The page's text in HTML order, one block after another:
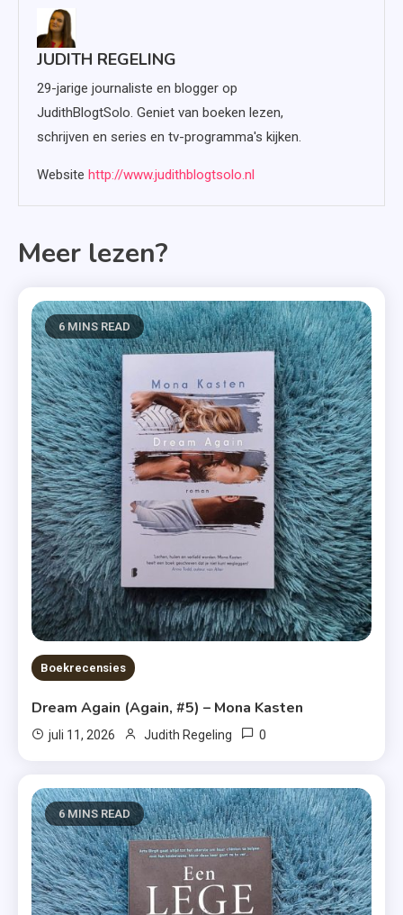
JUDITH REGELING
29-jarige journaliste en blogger op
JudithBlogtSolo. Geniet van boeken lezen,
schrijven en series en tv-programma's kijken.
Website http://www.judithblogtsolo.nl
Meer lezen?
6 MINS READ
Boekrecensies
Dream Again (Again, #5) – Mona Kasten
juli 11, 2026 Judith Regeling 0
6 MINS READ